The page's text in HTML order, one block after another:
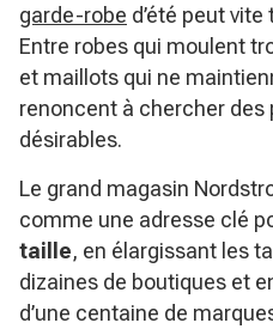
garde-robe d’été peut
Entre robes qui moulent
et maillots qui ne
renoncent à chercher des
désirables.
Le grand magasin
comme une adresse clé
taille, en élargissant les
dizaines de boutiques et
d’une centaine de